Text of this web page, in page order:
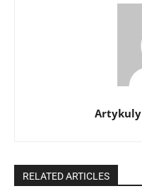
Artykuly
RELATED ARTICLES